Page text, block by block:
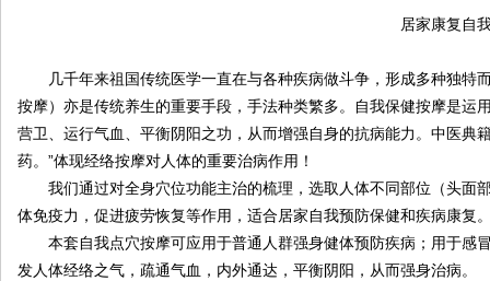
居家康复自
几千年来祖国传统医学一直在与各种疾病做斗争，形成多种独
按摩）亦是传统养生的重要手段，手法种类繁多。自我保健按摩是
营卫、运行气血、平衡阴阳之功，从而增强自身的抗病能力。中医典
药。 ”体现经络按摩对人体的重要治病作用！
我们通过对全身穴位功能主治的梳理，选取人体不同部位（头面
体免疫力 ，促进疲劳恢复等作用，适合居家自我预防保健和疾病康复
本套自我点穴按摩可应用于普通人群强身健体预防疾病；用于感
发人体经络之气，疏通气血，内外通达，平衡阴阳，从而强身治病。